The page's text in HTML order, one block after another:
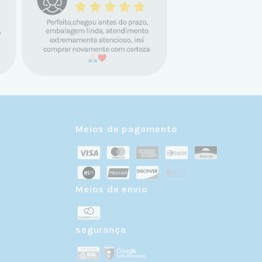
Meios de pagamento
Meios de envio
segurança